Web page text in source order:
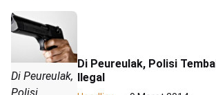
Di Peureulak,
Polisi
Di Peureulak, Polisi
Ilegal